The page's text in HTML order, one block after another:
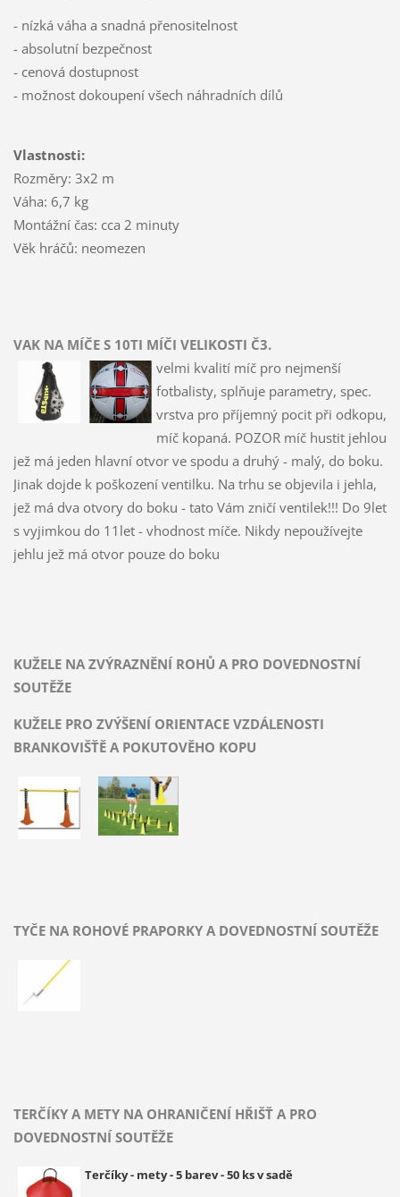
- nízká váha a snadná přenositelnost
- absolutní bezpečnost
- cenová dostupnost
- možnost dokoupení všech náhradních dílů
Vlastnosti:
Rozměry: 3x2 m
Váha: 6,7 kg
Montážní čas: cca 2 minuty
Věk hráčů: neomezen
VAK NA MÍČE S 10TI MÍČI VELIKOSTI Č3.
velmi kvalití míč pro nejmenší
fotbalisty, splňuje parametry, spec.
vrstva pro příjemný pocit při odkopu,
míč kopaná. POZOR míč hustit jehlou
jež má jeden hlavní otvor ve spodu a druhý - malý, do boku.
Jinak dojde k poškození ventilku. Na trhu se objevila i jehla,
jež má dva otvory do boku - tato Vám zničí ventilek!!! Do 9let
s vyjimkou do 11let - vhodnost míče. Nikdy nepoužívejte
jehlu jež má otvor pouze do boku
KUŽELE NA ZVÝRAZNĚNÍ ROHŮ A PRO DOVEDNOSTNÍ
SOUTĚŽE
KUŽELE PRO ZVÝŠENÍ ORIENTACE VZDÁLENOSTI
BRANKOVIŠŤĚ A POKUTOVĚHO KOPU
TYČE NA ROHOVÉ PRAPORKY A DOVEDNOSTNÍ SOUTĚŽE
TERČÍKY A METY NA OHRANIČENÍ HŘIŠŤ A PRO
DOVEDNOSTNÍ SOUTĚŽE
Terčíky - mety - 5 barev - 50 ks v sadě